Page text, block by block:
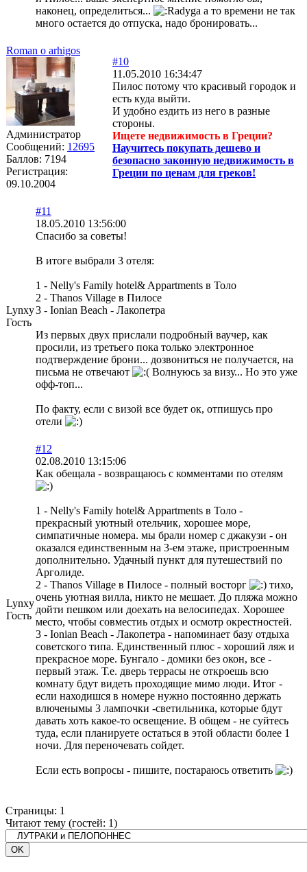
наконец, определиться...
а то времени не так
много остается до отпуска, надо бронировать...
Roman o arhigos
Администратор
Сообщений: 12695
Баллов: 7194
Регистрация:
09.10.2004
#10
11.05.2010 16:34:47
Пилос потому что красивый городок и
есть куда выйти.
И удобно ездить из него в разные
стороны.
Ищете недвижимость в Греции?
Научитесь покупать дешево и
безопасно законную недвижимость в
Греции по ценам для греков!
Lynxy
Гость
#11
18.05.2010 13:56:00
Спасибо за советы!
В итоге выбрали 3 отеля:
1 - Nelly's Family hotel& Appartments в Толо
2 - Thanos Village в Пилосе
3 - Ionian Beach - Лакопетра
Из первых двух прислали подробный ваучер, как
просили, из третьего пока только электронное
подтверждение брони... дозвониться не получается, на
письма не отвечают
Волнуюсь за визу... Но это уже
офф-топ...
По факту, если с визой все будет ок, отпишусь про
отели
Lynxy
Гость
#12
02.08.2010 13:15:06
Как обещала - возвращаюсь с комментами по отелям
1 - Nelly's Family hotel& Appartments в Толо -
прекрасный уютный отельчик, хорошее море,
симпатичные номера. мы брали номер с джакузи - он
оказался единственным на 3-ем этаже, пристроенным
дополнительно. Удачный пункт для путешествий по
Арголиде.
2 - Thanos Village в Пилосе - полный восторг
тихо,
очень уютная вилла, никто не мешает. До пляжа можно
дойти пешком или доехать на велосипедах. Хорошее
место, чтобы совместиь отдых и осмотр окрестностей.
3 - Ionian Beach - Лакопетра - напоминает базу отдыха
советского типа. Единственный плюс - хороший ляж и
прекрасное море. Бунгало - домики без окон, все -
первый этаж. Т.е. дверь террасы не откроешь всю
комнату бдут видеть проходящие мимо люди. Итог -
если находишся в номере нужно постоянно держать
влюченымы 3 лампочки -светильника, которые бдут
давать хоть какое-то освещение. В общем - не суйтесь
туда, если планируете остаться в этой области более 1
ночи. Для переночевать сойдет.
Если есть вопросы - пишите, постараюсь ответить
Страницы: 1
Читают тему (гостей: 1)